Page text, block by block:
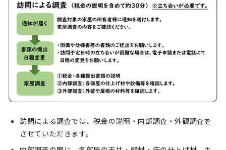
訪問による調査では、税金の説明・内部調査・外観調査を
させていただきます。